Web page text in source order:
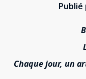
Publié
Chaque jour, un